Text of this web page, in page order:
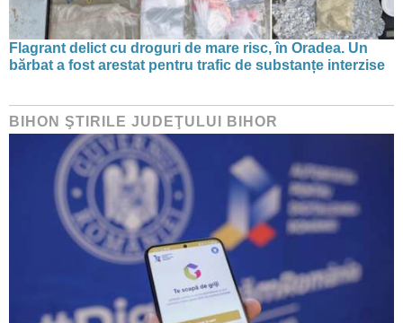
Flagrant delict cu droguri de mare risc, în Oradea. Un
bărbat a fost arestat pentru trafic de substanțe interzise
BIHON ŞTIRILE JUDEŢULUI BIHOR